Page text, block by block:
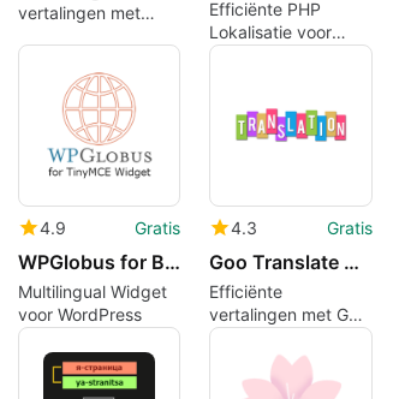
vertalingen met
Efficiënte PHP
Lokalisatie voor
WordPress
4.9 Gratis
WPGlobus for Black Studio TinyMCE Widget
Multilingual Widget
voor WordPress
4.3 Gratis
Goo Translate Widget
Efficiënte
vertalingen met Goo
Translate Widget